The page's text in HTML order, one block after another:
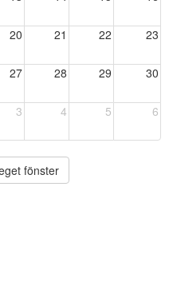
20 21 22 23
27 28 29 30
3 4 5 6
fönster